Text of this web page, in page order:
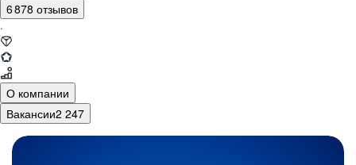
6 878 отзывов
·
О компании
Вакансии2 247